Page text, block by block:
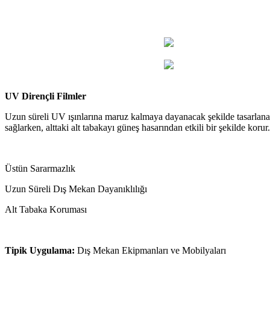
UV Dirençli Filmler
Uzun süreli UV ışınlarına maruz kalmaya dayanacak şekilde
sağlarken, alttaki alt tabakayı güneş hasarından etkili bir şekilde korur.
Üstün Sararmazlık
Uzun Süreli Dış Mekan Dayanıklılığı
Alt Tabaka Koruması
Tipik Uygulama: Dış Mekan Ekipmanları ve Mobilyaları